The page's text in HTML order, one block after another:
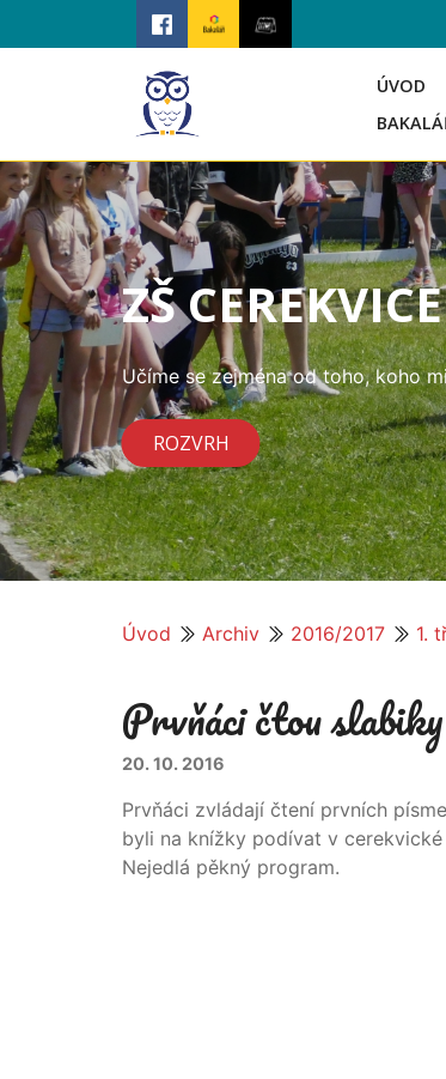
ÚVOD
ZŠ CEREKVICE
Učíme se zejména od toho, koho
ROZVRH
Úvod Archiv 2016/2017 1.
Prvňáci čtou slabiky
20. 10. 2016
Prvňáci zvládají čtení prvních
byli na knížky podívat v
Nejedlá pěkný program.